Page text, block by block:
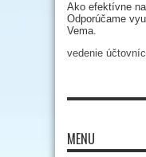
Ako efektívne na
Odporúčame
Vema.
vedenie
MENU